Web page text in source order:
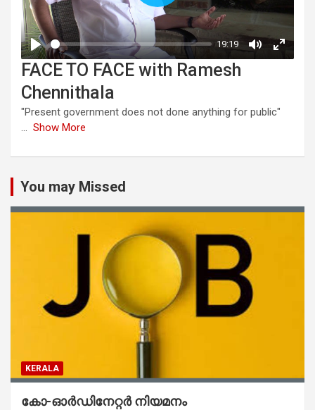
FACE TO FACE with Ramesh
Chennithala
"Present government does not done anything for public"
... Show More
You may Missed
KERALA
കോ-ഓർഡിനേറ്റർ നിയമനം